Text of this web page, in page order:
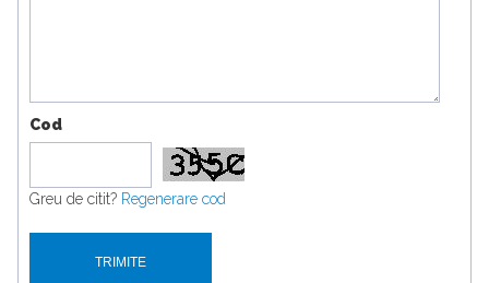
Cod
Greu de citit? Regenerare cod